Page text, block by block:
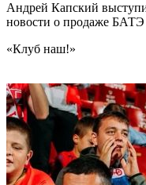
Андрей Капский
новости о продаже БАТЭ
«Клуб наш!»